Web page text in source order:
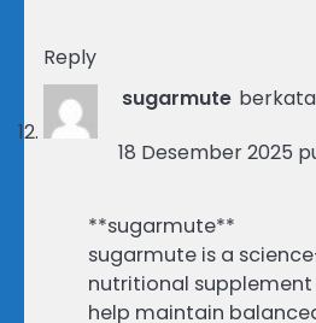
Reply
sugarmute
18 Desember 2025
**sugarmute**
sugarmute is a
nutritional
help maintain